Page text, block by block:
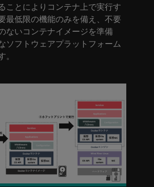
ことによりコンテナ上で実行す
最低限の機能のみを備え、不要
ないコンテナイメージを準備
ソフトウェアプラットフォーム